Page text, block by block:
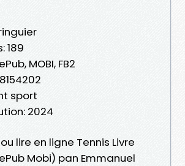
189
MOBI, FB2
sport
2024
lire en ligne Tennis Livre
Mobi) pan Emmanuel